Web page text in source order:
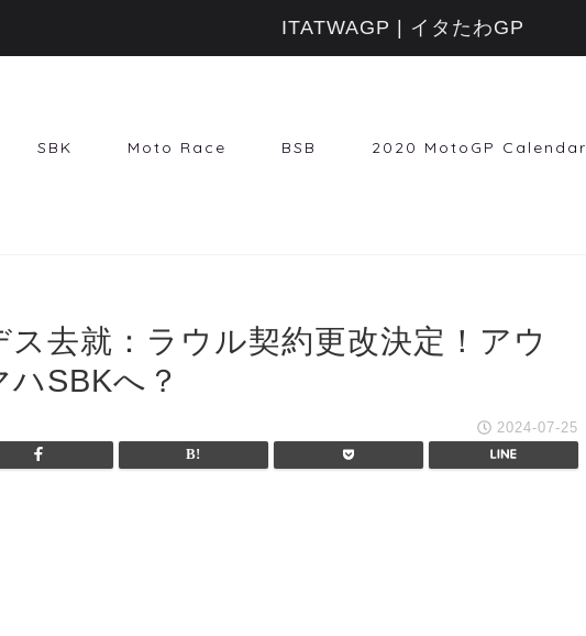
SBK Moto Race BSB 2020 MotoGP Calendar
去就：ラウル契約更改決定！アウ
SBKへ？
2024-07-25
ITATWAGP | イタたわGP